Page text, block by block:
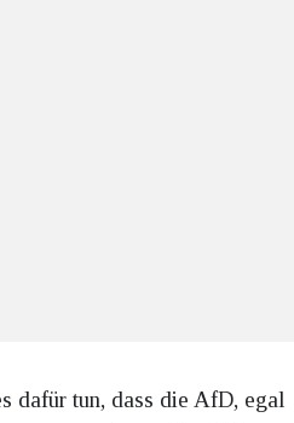
dafür tun, dass die AfD, egal